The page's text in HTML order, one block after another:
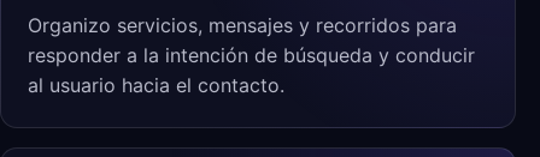
Organizo servicios, mensajes y recorridos para
responder a la intención de búsqueda y conducir
al usuario hacia el contacto.